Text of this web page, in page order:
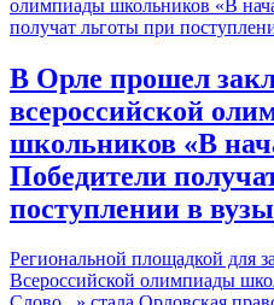
В Орле прошел
всероссийской
школьников «В
Победители
поступлении в вузы
Региональной площадкой для
Всероссийской олимпиады